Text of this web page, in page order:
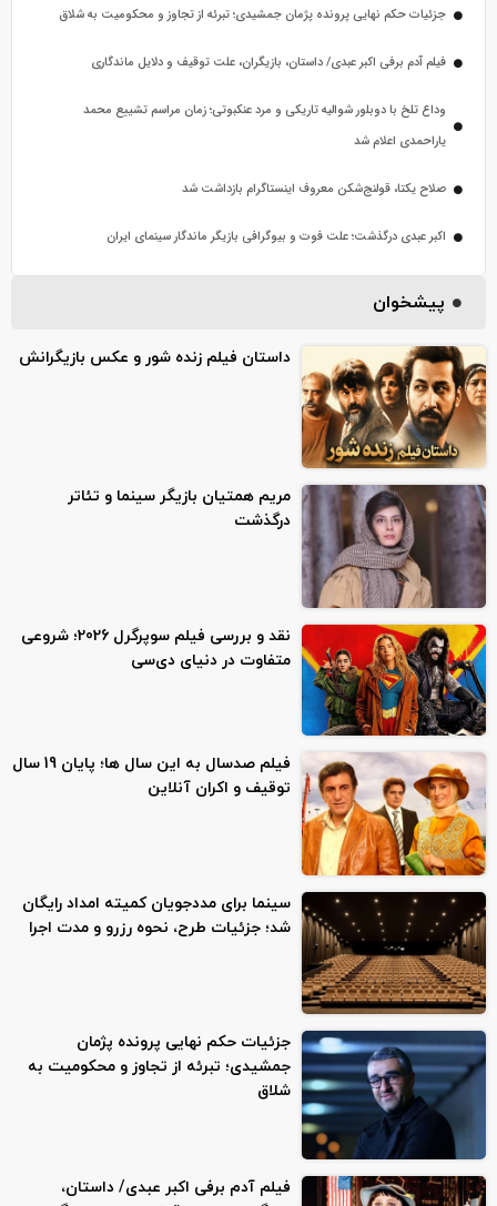
جزئیات حکم نهایی پرونده پژمان جمشیدی؛ تبرئه از تجاوز و محکومیت به شلاق
فیلم آدم برفی اکبر عبدی/ داستان، بازیگران، علت توقیف و دلایل ماندگاری
وداع تلخ با دوبلور شوالیه تاریکی و مرد عنکبوتی؛ زمان مراسم تشییع محمد
یاراحمدی اعلام شد
صلاح یکتا، قولنج‌شکن معروف اینستاگرام بازداشت شد
اکبر عبدی درگذشت؛ علت فوت و بیوگرافی بازیگر ماندگار سینمای ایران
پیشخوان
داستان فیلم زنده شور و عکس بازیگرانش
مریم همتیان بازیگر سینما و تئاتر
درگذشت
نقد و بررسی فیلم سوپرگرل 2026؛ شروعی
متفاوت در دنیای دی‌سی
فیلم صدسال به این سال‌ ها؛ پایان 19 سال
توقیف و اکران آنلاین
سینما برای مددجویان کمیته امداد رایگان
شد؛ جزئیات طرح، نحوه رزرو و مدت اجرا
جزئیات حکم نهایی پرونده پژمان
جمشیدی؛ تبرئه از تجاوز و محکومیت به
شلاق
فیلم آدم برفی اکبر عبدی/ داستان،